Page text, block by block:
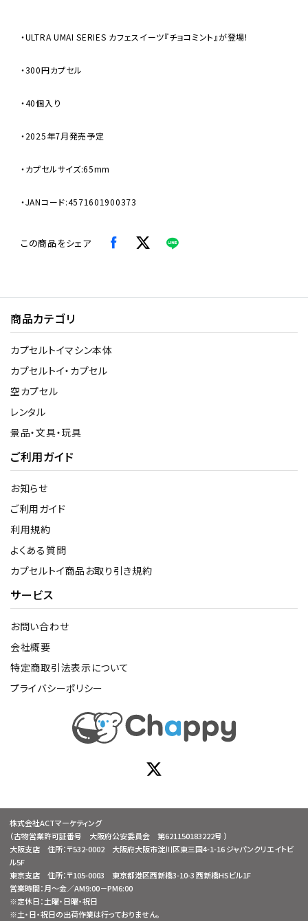
・ULTRA UMAI SERIES カフェスイーツ『チョコミント』が登場!
・300円カプセル
・40個入り
・2025年7月発売予定
・カプセルサイズ:65mm
・JANコード:4571601900373
この商品をシェア
商品カテゴリ
カプセルトイマシン本体
カプセルトイ・カプセル
空カプセル
レンタル
景品・文具・玩具
ご利用ガイド
お知らせ
ご利用ガイド
利用規約
よくある質問
カプセルトイ商品お取り引き規約
サービス
お問い合わせ
会社概要
特定商取引法表示について
プライバシーポリシー
株式会社ACTマーケティング
（古物営業許可証番号 大阪府公安委員会 第621150183222号 ）
大阪支店 住所：〒532-0002 大阪府大阪市淀川区東三国4-1-16 ジャパンクリエイトビ
ル5F
東京支店 住所：〒105-0003 東京都港区西新橋3-10-3 西新橋HSビル1F
営業時間：月～金／AM9:00－PM6:00
※定休日：土曜・日曜・祝日
※土・日・祝日の出荷作業は行っておりません。